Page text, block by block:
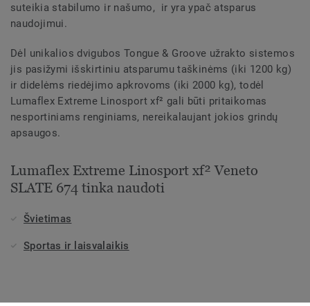
suteikia stabilumo ir našumo, ir yra ypač atsparus
naudojimui.
Dėl unikalios dvigubos Tongue & Groove užrakto sistemos
jis pasižymi išskirtiniu atsparumu taškinėms (iki 1200 kg)
ir didelėms riedėjimo apkrovoms (iki 2000 kg), todėl
Lumaflex Extreme Linosport xf² gali būti pritaikomas
nesportiniams renginiams, nereikalaujant jokios grindų
apsaugos.
Lumaflex Extreme Linosport xf² Veneto
SLATE 674 tinka naudoti
Švietimas
Sportas ir laisvalaikis